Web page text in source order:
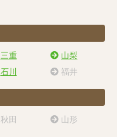
三重
山梨
石川 福井
秋田
山形